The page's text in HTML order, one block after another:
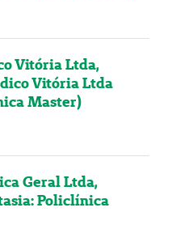
Vitória Ltda,
Vitória Ltda
Master)
Geral Ltda,
Policlínica